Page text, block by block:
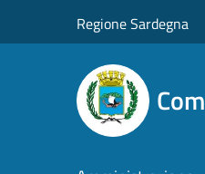
Regione Sardegna